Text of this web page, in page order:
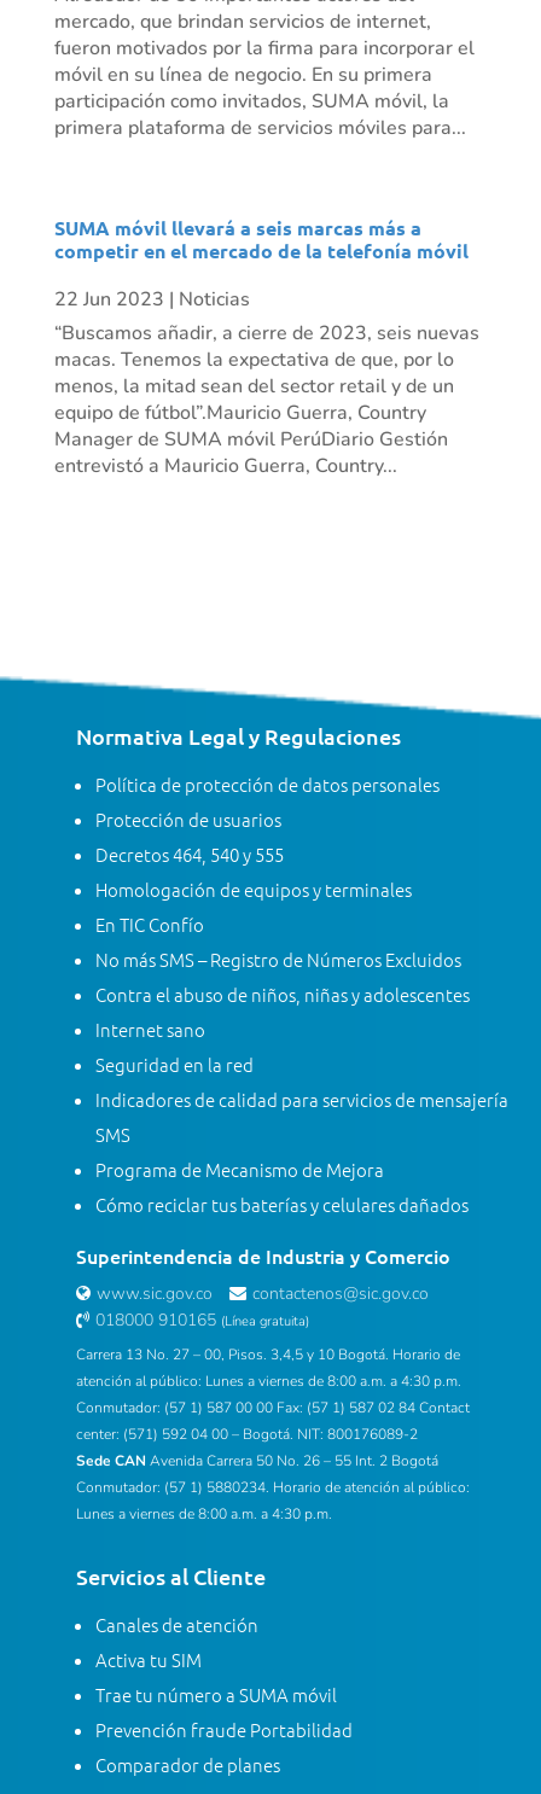
mercado, que brindan servicios de internet,
fueron motivados por la firma para incorporar el
móvil en su línea de negocio. En su primera
participación como invitados, SUMA móvil, la
primera plataforma de servicios móviles para...
SUMA móvil llevará a seis marcas más a
competir en el mercado de la telefonía móvil
22 Jun 2023 | Noticias
“Buscamos añadir, a cierre de 2023, seis nuevas
macas. Tenemos la expectativa de que, por lo
menos, la mitad sean del sector retail y de un
equipo de fútbol”.Mauricio Guerra, Country
Manager de SUMA móvil PerúDiario Gestión
entrevistó a Mauricio Guerra, Country...
Normativa Legal y Regulaciones
Política de protección de datos personales
Protección de usuarios
Decretos 464, 540 y 555
Homologación de equipos y terminales
En TIC Confío
No más SMS – Registro de Números Excluidos
Contra el abuso de niños, niñas y adolescentes
Internet sano
Seguridad en la red
Indicadores de calidad para servicios de mensajería
SMS
Programa de Mecanismo de Mejora
Cómo reciclar tus baterías y celulares dañados
Superintendencia de Industria y Comercio
www.sic.gov.co
contactenos@sic.gov.co
018000 910165 (Línea gratuita)
Carrera 13 No. 27 – 00, Pisos. 3,4,5 y 10 Bogotá. Horario de
atención al público: Lunes a viernes de 8:00 a.m. a 4:30 p.m.
Conmutador: (57 1) 587 00 00 Fax: (57 1) 587 02 84 Contact
center: (571) 592 04 00 – Bogotá. NIT: 800176089-2
Sede CAN Avenida Carrera 50 No. 26 – 55 Int. 2 Bogotá
Conmutador: (57 1) 5880234. Horario de atención al público:
Lunes a viernes de 8:00 a.m. a 4:30 p.m.
Servicios al Cliente
Canales de atención
Activa tu SIM
Trae tu número a SUMA móvil
Prevención fraude Portabilidad
Comparador de planes